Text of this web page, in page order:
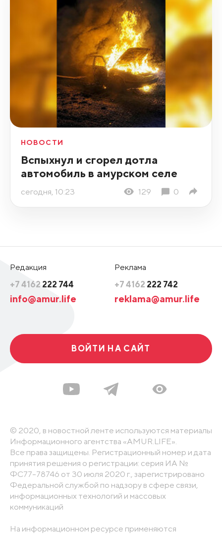
НОВОСТИ
Вспыхнул и сгорел дотла
автомобиль в амурском селе
сегодня, 10:23 129 0
Редакция
+7 4162 222 744
info@amur.life
Реклама
+7 4162 222 742
reklama@amur.life
ВОЙТИ НА САЙТ
© 2020, в новостной ленте используются материалы
Информационного агентства «AMUR.LIFE».
Все права защищены. Регистрационный номер и дата
принятия решения о регистрации: серия ИА №
ФС77-78746 от 30 июля 2020 г., зарегистрировано
Федеральной службой по надзору в сфере связи,
информационных технологий и массовых
коммуникаций
На информационном ресурсе применяются